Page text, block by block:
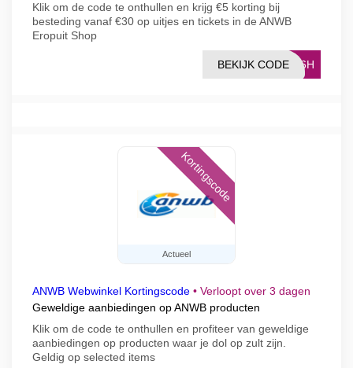
Klik om de code te onthullen en krijg €5 korting bij
besteding vanaf €30 op uitjes en tickets in de ANWB
Eropuit Shop
2X6H
BEKIJK CODE
Actueel
Kortingscode
ANWB Webwinkel Kortingscode • Verloopt over 3 dagen
Geweldige aanbiedingen op ANWB producten
Klik om de code te onthullen en profiteer van geweldige
aanbiedingen op producten waar je dol op zult zijn.
Geldig op selected items